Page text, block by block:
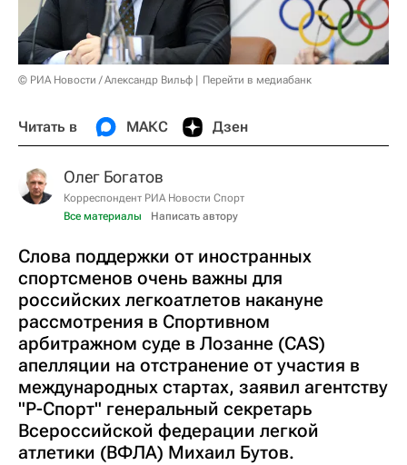
© РИА Новости / Александр Вильф Перейти в медиабанк
Читать в МАКС Дзен
Олег Богатов
Корреспондент РИА Новости Спорт
Все материалы
Написать автору
Слова поддержки от иностранных
спортсменов очень важны для
российских легкоатлетов накануне
рассмотрения в Спортивном
арбитражном суде в Лозанне (CAS)
апелляции на отстранение от участия в
международных стартах, заявил агентству
"Р-Спорт" генеральный секретарь
Всероссийской федерации легкой
атлетики (ВФЛА) Михаил Бутов.